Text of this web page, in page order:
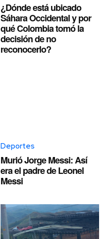
¿Dónde está ubicado
Sáhara Occidental y por
qué Colombia tomó la
decisión de no
reconocerlo?
Deportes
Murió Jorge Messi: Así
era el padre de Leonel
Messi